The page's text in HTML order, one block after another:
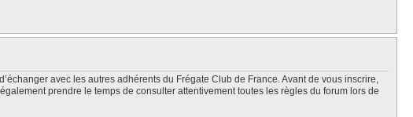
avec les autres adhérents du Frégate Club de France. Avant de vous inscrire,
prendre le temps de consulter attentivement toutes les règles du forum lors de